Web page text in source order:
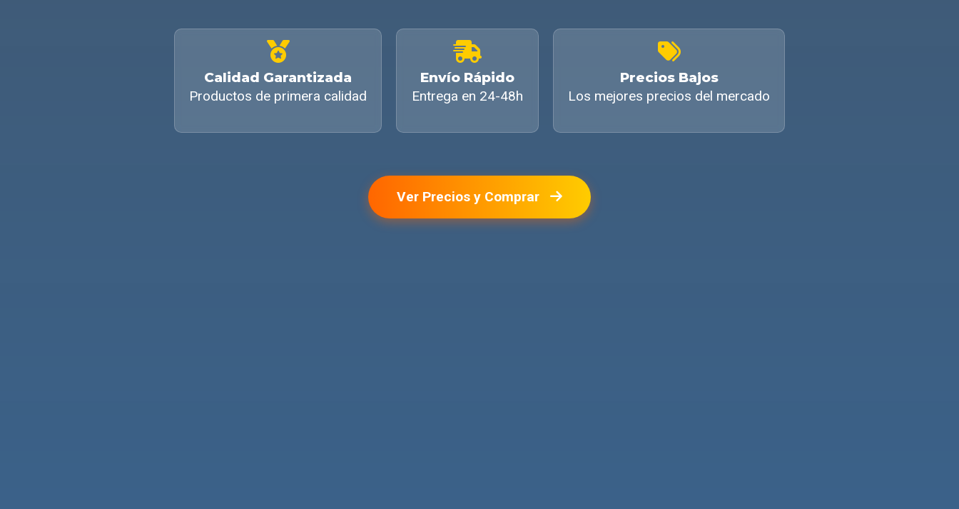
Calidad Garantizada
Productos de primera calidad
Envío Rápido
Entrega en 24-48h
Precios Bajos
Los mejores precios del mercado
Ver Precios y Comprar